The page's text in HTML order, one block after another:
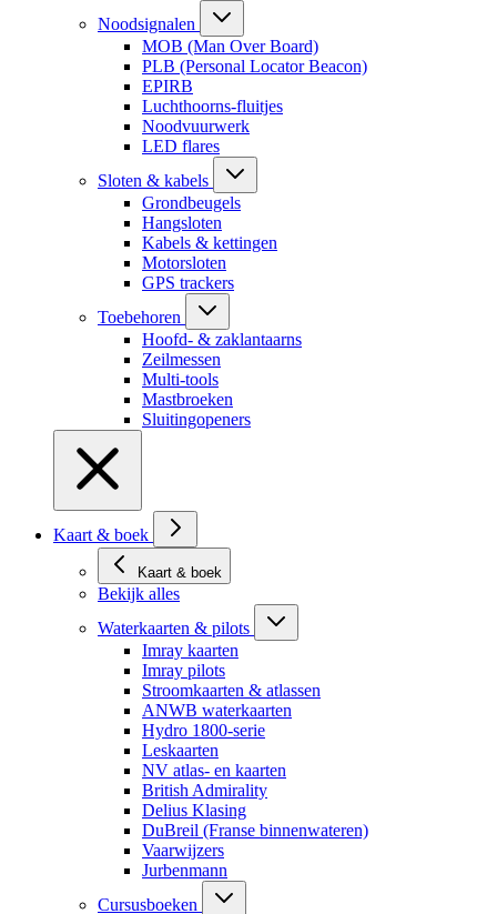
Noodsignalen
MOB (Man Over Board)
PLB (Personal Locator Beacon)
EPIRB
Luchthoorns-fluitjes
Noodvuurwerk
LED flares
Sloten & kabels
Grondbeugels
Hangsloten
Kabels & kettingen
Motorsloten
GPS trackers
Toebehoren
Hoofd- & zaklantaarns
Zeilmessen
Multi-tools
Mastbroeken
Sluitingopeners
Kaart & boek
Kaart & boek
Bekijk alles
Waterkaarten & pilots
Imray kaarten
Imray pilots
Stroomkaarten & atlassen
ANWB waterkaarten
Hydro 1800-serie
Leskaarten
NV atlas- en kaarten
British Admirality
Delius Klasing
DuBreil (Franse binnenwateren)
Vaarwijzers
Jurbenmann
Cursusboeken